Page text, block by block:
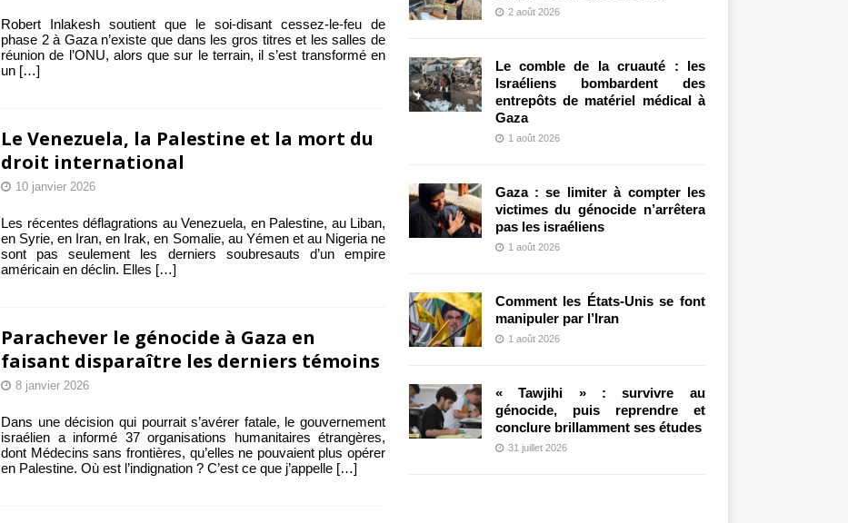
Robert Inlakesh soutient que le soi-disant cessez-le-feu de
phase 2 à Gaza n’existe que dans les gros titres et les salles de
réunion de l’ONU, alors que sur le terrain, il s’est transformé en
un […]
Le Venezuela, la Palestine et la mort du
droit international
10 janvier 2026
Les récentes déflagrations au Venezuela, en Palestine, au Liban,
en Syrie, en Iran, en Irak, en Somalie, au Yémen et au Nigeria ne
sont pas seulement les derniers soubresauts d’un empire
américain en déclin. Elles […]
Parachever le génocide à Gaza en
faisant disparaître les derniers témoins
8 janvier 2026
Dans une décision qui pourrait s’avérer fatale, le gouvernement
israélien a informé 37 organisations humanitaires étrangères,
dont Médecins sans frontières, qu’elles ne pouvaient plus opérer
en Palestine. Où est l’indignation ? C’est ce que j’appelle […]
2 août 2026
Le comble de la cruauté : les
Israéliens bombardent des
entrepôts de matériel médical à
Gaza
1 août 2026
Gaza : se limiter à compter les
victimes du génocide n’arrêtera
pas les israéliens
1 août 2026
Comment les États-Unis se font
manipuler par l’Iran
1 août 2026
« Tawjihi » : survivre au
génocide, puis reprendre et
conclure brillamment ses études
31 juillet 2026